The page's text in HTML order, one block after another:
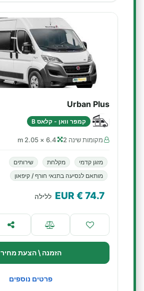
Urban Plus
קמפר וואן - קלאס B
מקומות שינה 2 6.4 × 2.05 m
מזגן קדמי מקלחת
שירותים
מותאם לנסיעה בתנאי חורף / קיפאון
74.7
€ EUR ללילה
הזמנה \ הצעת מחיר
פרטים נוספים